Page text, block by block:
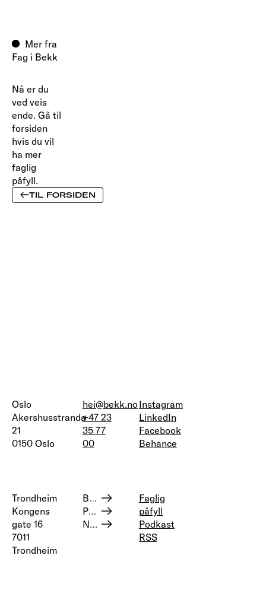
Mer fra
Fag i Bekk
Nå er du
ved veis
ende. Gå til
forsiden
hvis du vil
ha mer
faglig
påfyll.
TIL FORSIDEN
Oslo
Akershusstranda
21
0150 Oslo
Trondheim
Kongens
gate 16
7011
Trondheim
hei@bekk.no
+47 23
35 77
00
Bærekraft og samfunnsansvar
Personvern
Nettstedskart
Instagram
LinkedIn
Facebook
Behance
Faglig
påfyll
Podkast
RSS